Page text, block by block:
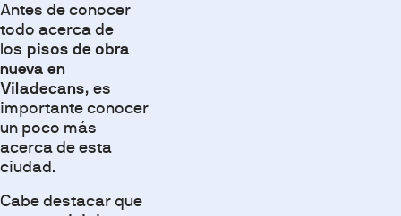
Antes de conocer
todo acerca de
los pisos de obra
nueva en
Viladecans, es
importante conocer
un poco más
acerca de esta
ciudad.
Cabe destacar que